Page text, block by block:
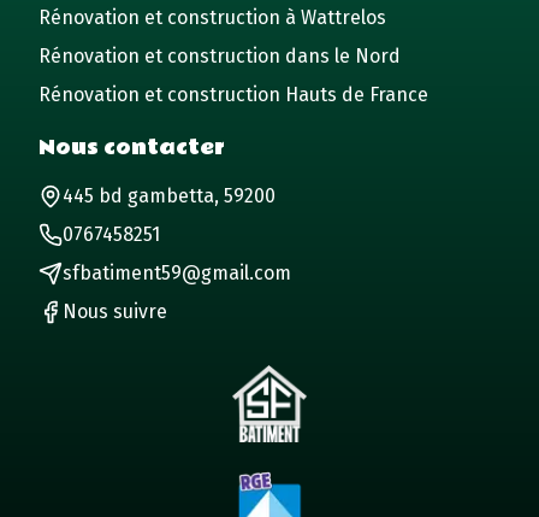
Rénovation et construction à Wattrelos
Rénovation et construction dans le Nord
Rénovation et construction Hauts de France
Nous contacter
445 bd gambetta, 59200
0767458251
sfbatiment59@gmail.com
Nous suivre